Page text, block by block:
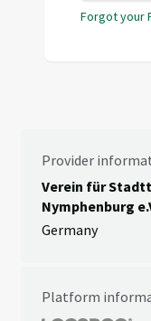
Forgot your
Provider
Verein für
Nymphenburg
Germany
Platform